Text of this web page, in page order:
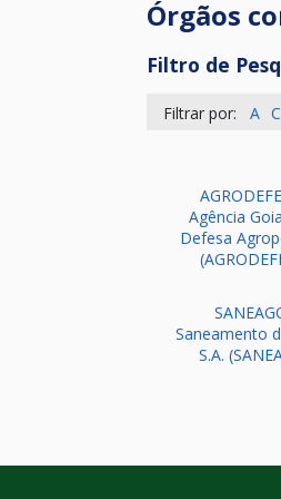
Órgãos
Filtro de
Filtrar por: A C
Agência
Defesa
Saneamento
S.A.